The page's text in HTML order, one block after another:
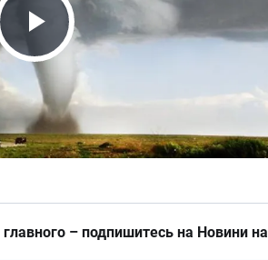
Play Video
– подпишитесь на Новини на